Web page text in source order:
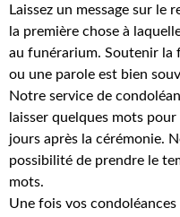
Laissez un message sur le
la première chose à
au funérarium. Soutenir la
ou une parole est bien
Notre service de
laisser quelques mots
jours après la cérémonie.
possibilité de prendre le
mots.
Une fois vos